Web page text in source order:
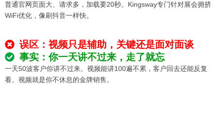
普通官网页面大、请求多，加载要20秒。Kingsway专门针对展会拥挤
WiFi优化，像刷抖音一样快。
误区：视频只是辅助，关键还是面对面谈
事实：你一天讲不过来，走了就忘
一天50波客户你讲不过来。视频能讲100遍不累，客户回去还能反复
看。视频就是你不休息的金牌销售。